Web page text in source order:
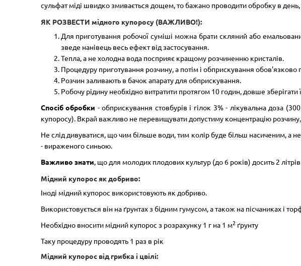
сульфат міді швидко змивається дощем, то бажано проводити обробку в
ЯК РОЗВЕСТИ мідного купоросу (ВАЖЛИВО!):
Для приготування робочої суміші можна брати скляний або
зведе нанівець весь ефект від застосування.
Тепла, а не холодна вода посприяє кращому розчиненню кристалів.
Процедуру приготування розчину, а потім і обприскування обов'язково
Розчин заливають в бачок апарату для обприскування.
Робочу рідину необхідно витратити протягом 10 годин, довше зберігати
Спосіб обробки - обприскування стовбурів і гілок 3% - лікувальна доза
купоросу). Вкрай важливо не перевищувати допустиму концентрацію
Не слід дивуватися, що чим більше води, тим колір буде більш насиченим, а
- вираженого синьою.
Важливо знати, що для молодих плодових культур (до 6 років) досить 2
Мідний купорос як добриво:
Іноді мідний купорос використовують як добриво.
Використовується він на ґрунтах з бідним гумусом, а також на пісчаниках і
Необхідно вносити мідний купорос з розрахунку 1 г на 1 м2ґрунту
Таку процедуру проводять 1 раз в рік
Мідний купорос від грибка і цвілі: